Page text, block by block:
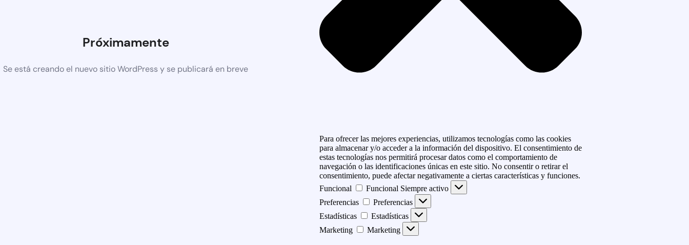
Próximamente
Se está creando el nuevo sitio WordPress y se publicará en breve
Para ofrecer las mejores experiencias, utilizamos tecnologías como las cookies
para almacenar y/o acceder a la información del dispositivo. El consentimiento de
estas tecnologías nos permitirá procesar datos como el comportamiento de
navegación o las identificaciones únicas en este sitio. No consentir o retirar el
consentimiento, puede afectar negativamente a ciertas características y funciones.
Funcional
Funcional Siempre activo
Preferencias
Preferencias
Estadísticas
Estadísticas
Marketing
Marketing